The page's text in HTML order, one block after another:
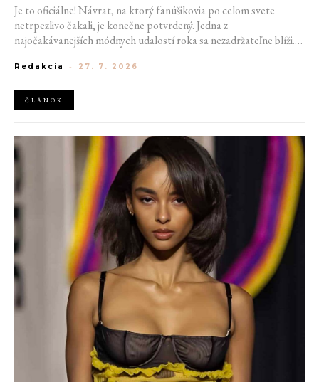
Je to oficiálne! Návrat, na ktorý fanúšikovia po celom svete
netrpezlivo čakali, je konečne potvrdený. Jedna z
najočakávanejších módnych udalostí roka sa nezadržateľne blíži.
veľké novinky. Organizátori už prezradili miesto konania
prejde po ikonickom móle.
Redakcia - 27. 7. 2026
ČLÁNOK